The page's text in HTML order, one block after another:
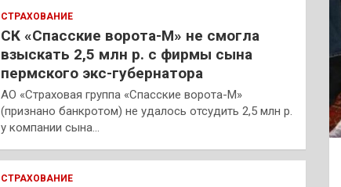
СТРАХОВАНИЕ
СК «Спасские ворота-М» не смогла
взыскать 2,5 млн р. с фирмы сына
пермского экс-губернатора
АО «Страховая группа «Спасские ворота-М»
(признано банкротом) не удалось отсудить 2,5 млн р.
у компании сына…
СТРАХОВАНИЕ